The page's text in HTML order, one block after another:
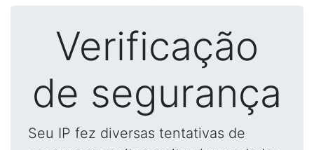
Verificação
de segurança
Seu IP fez diversas tentativas de